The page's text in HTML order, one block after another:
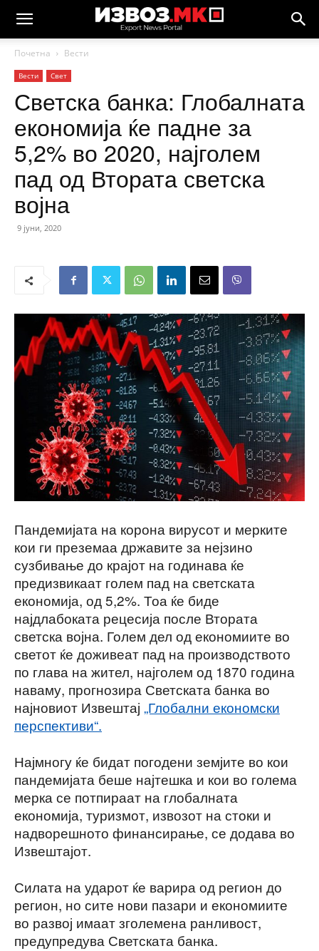
Почетна Вести
Вести Свет
Светска банка: Глобалната
економија ќе падне за
5,2% во 2020, најголем
пад од Втората светска
војна
9 јуни, 2020
Пандемијата на корона вирусот и мерките
кои ги преземаа државите за нејзино
сузбивање до крајот на годинава ќе
предизвикаат голем пад на светската
економија, од 5,2%. Тоа ќе биде
најдлабоката рецесија после Втората
светска војна. Голем дел од економиите во
светот ќе доживеат пад на производството
по глава на жител, најголем од 1870 година
наваму, прогнозира Светската банка во
најновиот Извештај „Глобални економски
перспективи“.
Најмногу ќе бидат погодени земјите во кои
пандемијата беше најтешка и кои во голема
мерка се потпираат на глобалната
економија, туризмот, извозот на стоки и
надворешното финансирање, се додава во
Извештајот.
Силата на ударот ќе варира од регион до
регион, но сите нови пазари и економиите
во развој имаат зголемена ранливост,
предупредува Светската банка.